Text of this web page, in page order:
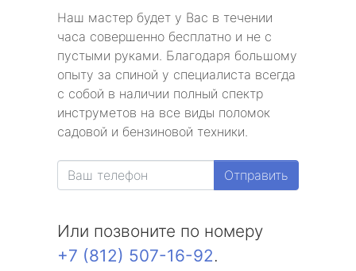
Наш мастер будет у Вас в течении
часа совершенно бесплатно и не с
пустыми руками. Благодаря большому
опыту за спиной у специалиста всегда
с собой в наличии полный спектр
инструметов на все виды поломок
садовой и бензиновой техники.
Отправить
Или позвоните по номеру
+7 (812) 507-16-92.